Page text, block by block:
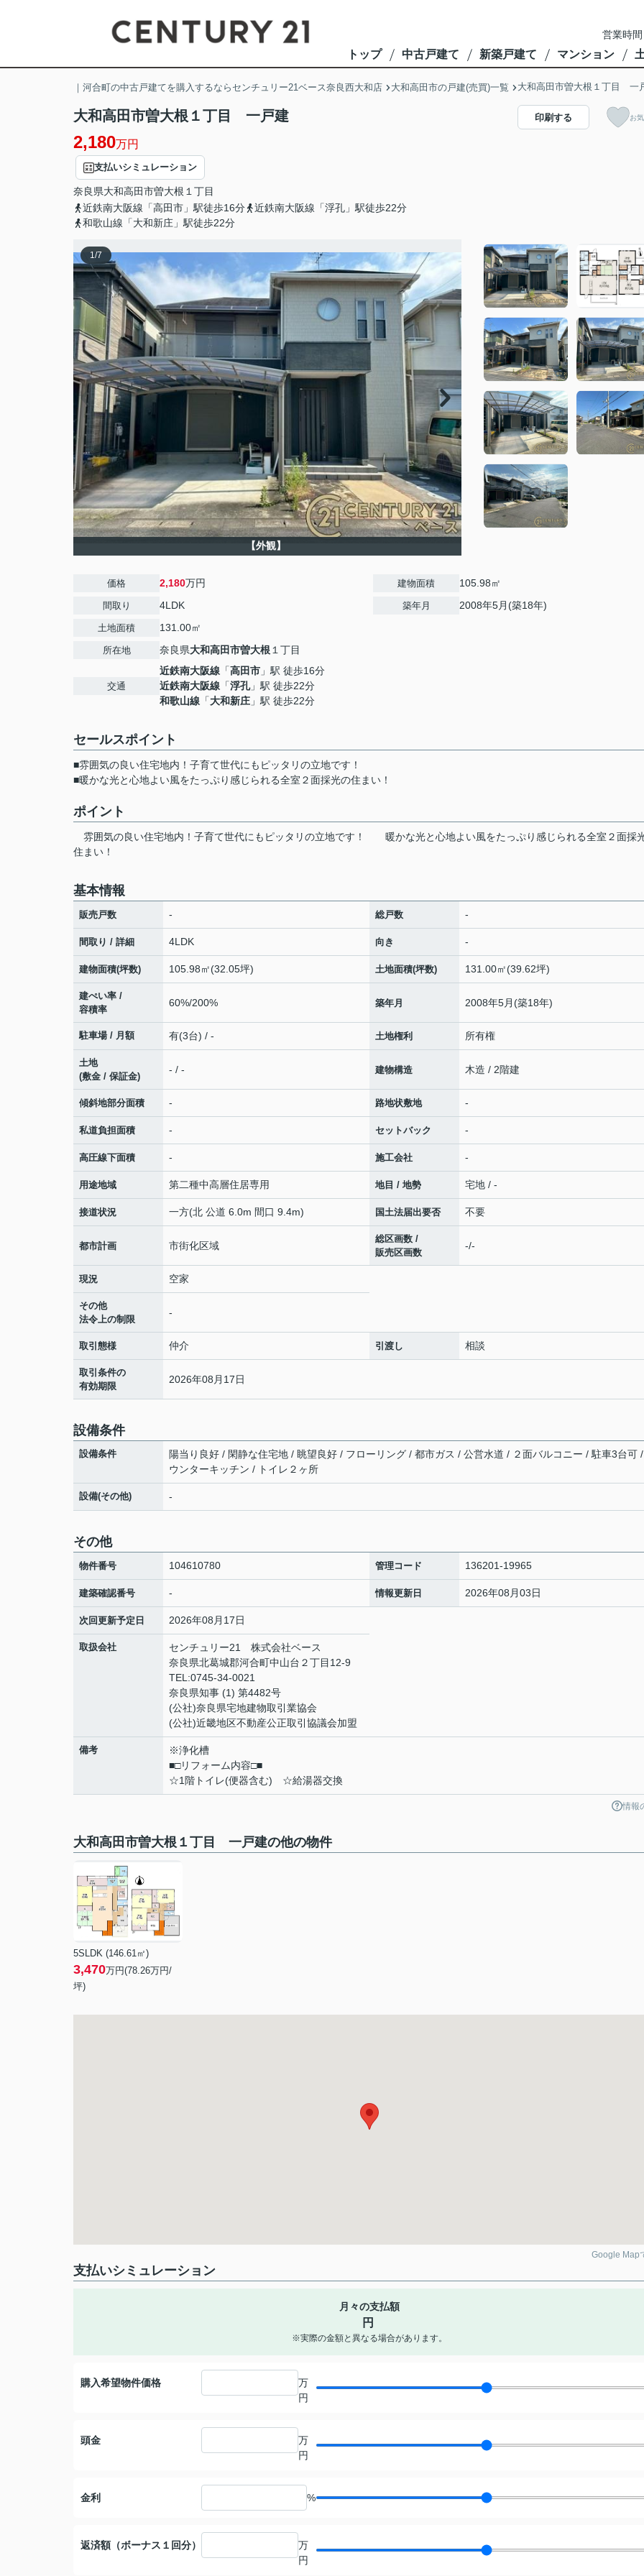
営業時
トップ 中古戸建て 新築戸建て マンション
｜河合町の中古戸建てを購入するならセンチュリー21ベース奈良西大和店 大和高田市の戸建(売買)一覧 大和高田市曽大根１丁目 一
大和高田市曽大根１丁目 一戸建
2,180万円
支払いシミュレーション
奈良県大和高田市曽大根 １丁目
近鉄南大阪線「高田市」駅徒歩16分
近鉄南大阪線「浮孔」駅徒歩22分
和歌山線「大和新庄」駅徒歩22分
印刷する お
1/7
【外観】
価格 2,180万円
間取り 4LDK
土地面積 131.00㎡
所在地 奈良県大和高田市曽大根 １丁目
交通
近鉄南大阪線 「高田市 」駅 徒歩16分
近鉄南大阪線 「浮孔」駅 徒歩22分
和歌山線 「大和新庄 」駅 徒歩22分
建物面積 105.98㎡
築年月 2008年5月(築18年)
セールスポイント
■雰囲気の良い住宅地内！子育て世代にもピッタリの立地です！
■暖かな光と心地よい風をたっぷり感じられる全室２面採光の住まい！
ポイント
雰囲気の良い住宅地内！子育て世代にもピッタリの立地です！
暖かな光と心地よい風をたっぷり感じられる全室２面採
住まい！
基本情報
販売戸数 - 総戸数 -
間取り / 詳細 4LDK 向き -
建物面積(坪数) 105.98㎡(32.05坪) 土地面積(坪数) 131.00㎡(39.62坪)
建ぺい率 /
容積率
60%/200% 築年月 2008年5月(築18年)
駐車場 / 月額 有(3台) / - 土地権利 所有権
土地
(敷金 / 保証金)
- / - 建物構造 木造 / 2階建
傾斜地部分面積 - 路地状敷地 -
私道負担面積 - セットバック -
高圧線下面積 - 施工会社 -
用途地域 第二種中高層住居専用 地目 / 地勢 宅地 / -
接道状況 一方(北 公道 6.0m 間口 9.4m) 国土法届出要否 不要
都市計画 市街化区域
総区画数 /
販売区画数
-/-
現況 空家
その他
法令上の制限
-
取引態様 仲介 引渡し 相談
取引条件の
有効期限
2026年08月17日
設備条件
設備条件
陽当り良好 / 閑静な住宅地 / 眺望良好 / フローリング / 都市ガス / 公営水道 / ２面バルコニー / 駐車3台可
ウンターキッチン / トイレ２ヶ所
設備(その他) -
その他
物件番号 104610780 管理コード 136201-19965
建築確認番号 - 情報更新日 2026年08月03日
次回更新予定日 2026年08月17日
取扱会社
センチュリー21 株式会社ベース
奈良県北葛城郡河合町中山台２丁目12-9
TEL:0745-34-0021
奈良県知事 (1) 第4482号
(公社)奈良県宅地建物取引業協会
(公社)近畿地区不動産公正取引協議会加盟
備考
※浄化槽
■□リフォーム内容□■
☆1階トイレ(便器含む) ☆給湯器交換
情報
大和高田市曽大根１丁目 一戸建の他の物件
5SLDK (146.61㎡)
3,470万円(78.26万円/
坪)
Google Map
支払いシミュレーション
月々の支払額
円
※実際の金額と異なる場合があります。
購入希望物件価格
万
円
頭金
万
円
金利 %
返済額（ボーナス１回分）
万
円